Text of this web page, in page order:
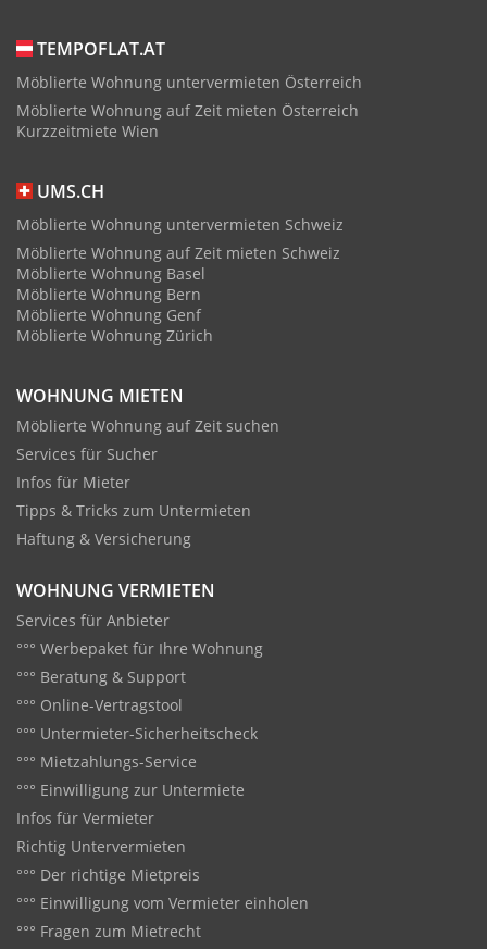
TEMPOFLAT.AT
Möblierte Wohnung untervermieten Österreich
Möblierte Wohnung auf Zeit mieten Österreich
Kurzzeitmiete Wien
UMS.CH
Möblierte Wohnung untervermieten Schweiz
Möblierte Wohnung auf Zeit mieten Schweiz
Möblierte Wohnung Basel
Möblierte Wohnung Bern
Möblierte Wohnung Genf
Möblierte Wohnung Zürich
WOHNUNG MIETEN
Möblierte Wohnung auf Zeit suchen
Services für Sucher
Infos für Mieter
Tipps & Tricks zum Untermieten
Haftung & Versicherung
WOHNUNG VERMIETEN
Services für Anbieter
°°° Werbepaket für Ihre Wohnung
°°° Beratung & Support
°°° Online-Vertragstool
°°° Untermieter-Sicherheitscheck
°°° Mietzahlungs-Service
°°° Einwilligung zur Untermiete
Infos für Vermieter
Richtig Untervermieten
°°° Der richtige Mietpreis
°°° Einwilligung vom Vermieter einholen
°°° Fragen zum Mietrecht